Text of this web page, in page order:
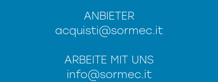
ANBIETER
acquisti@sormec.it
ARBEITE MIT UNS
info@sormec.it